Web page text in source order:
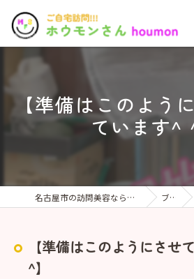
【準備はこのよう
ています^
名古屋市の訪問美容なら訪問美容houmonさん ブログ
【準備はこのようにさせ
^】